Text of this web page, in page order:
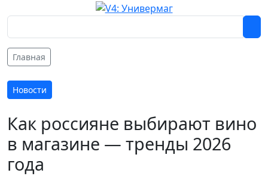
Главная
Новости
Как россияне выбирают вино
в магазине — тренды 2026
года